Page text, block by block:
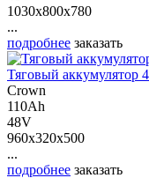
1030x800x780
...
подробнее заказать
Тяговый аккумулятор
Crown
110Ah
48V
960x320x500
...
подробнее заказать